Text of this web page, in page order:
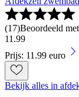
(17)Beoordeeld
11 .99
Prijs: 11.99 euro
Bekijk alles in